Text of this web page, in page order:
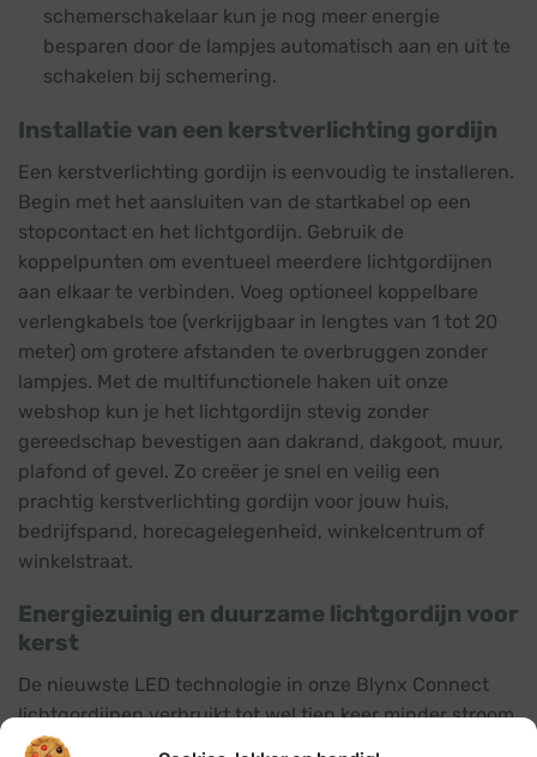
schemerschakelaar kun je nog meer energie
besparen door de lampjes automatisch aan en uit te
schakelen bij schemering.
Installatie van een kerstverlichting gordijn
Een kerstverlichting gordijn is eenvoudig te installeren.
Begin met het aansluiten van de startkabel op een
stopcontact en het lichtgordijn. Gebruik de
koppelpunten om eventueel meerdere lichtgordijnen
aan elkaar te verbinden. Voeg optioneel koppelbare
verlengkabels toe (verkrijgbaar in lengtes van 1 tot 20
meter) om grotere afstanden te overbruggen zonder
lampjes. Met de multifunctionele haken uit onze
webshop kun je het lichtgordijn stevig zonder
gereedschap bevestigen aan dakrand, dakgoot, muur,
plafond of gevel. Zo creëer je snel en veilig een
prachtig kerstverlichting gordijn voor jouw huis,
bedrijfspand, horecagelegenheid, winkelcentrum of
winkelstraat.
Energiezuinig en duurzame lichtgordijn voor
kerst
De nieuwste LED technologie in onze Blynx Connect
lichtgordijnen verbruikt tot wel tien keer minder stroom
dan traditionele verlichting. Dit is niet alleen goed voor